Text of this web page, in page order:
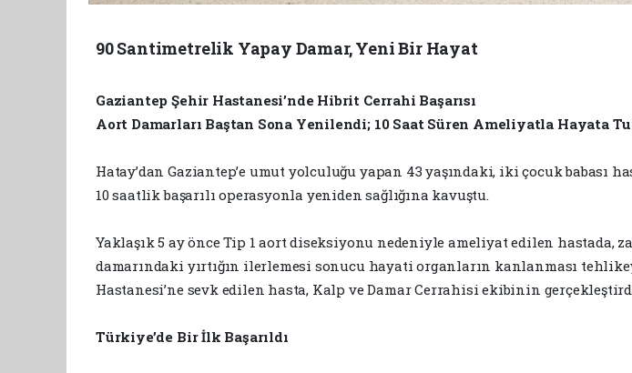
90 Santimetrelik Yapay Damar, Yeni Bir Hayat
Gaziantep Şehir Hastanesi’nde Hibrit Cerrahi Başarısı
Aort Damarları Baştan Sona Yenilendi; 10 Saat Süren Ameliyatla Hayata
Hatay’dan Gaziantep’e umut yolculuğu yapan 43 yaşındaki, iki çocuk babası
10 saatlik başarılı operasyonla yeniden sağlığına kavuştu.
Yaklaşık 5 ay önce Tip 1 aort diseksiyonu nedeniyle ameliyat edilen hastada,
damarındaki yırtığın ilerlemesi sonucu hayati organların kanlanması
Hastanesi’ne sevk edilen hasta, Kalp ve Damar Cerrahisi ekibinin
Türkiye’de Bir İlk Başarıldı